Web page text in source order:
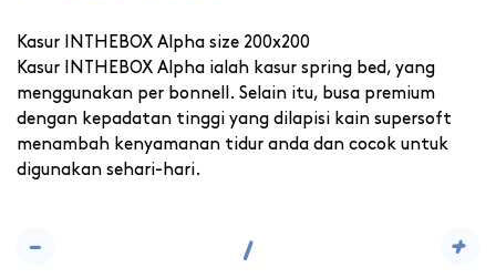
Kasur INTHEBOX Alpha size 200x200
Kasur INTHEBOX Alpha ialah kasur spring bed, yang
menggunakan per bonnell. Selain itu, busa premium
dengan kepadatan tinggi yang dilapisi kain supersoft
menambah kenyamanan tidur anda dan cocok untuk
digunakan sehari-hari.
- +